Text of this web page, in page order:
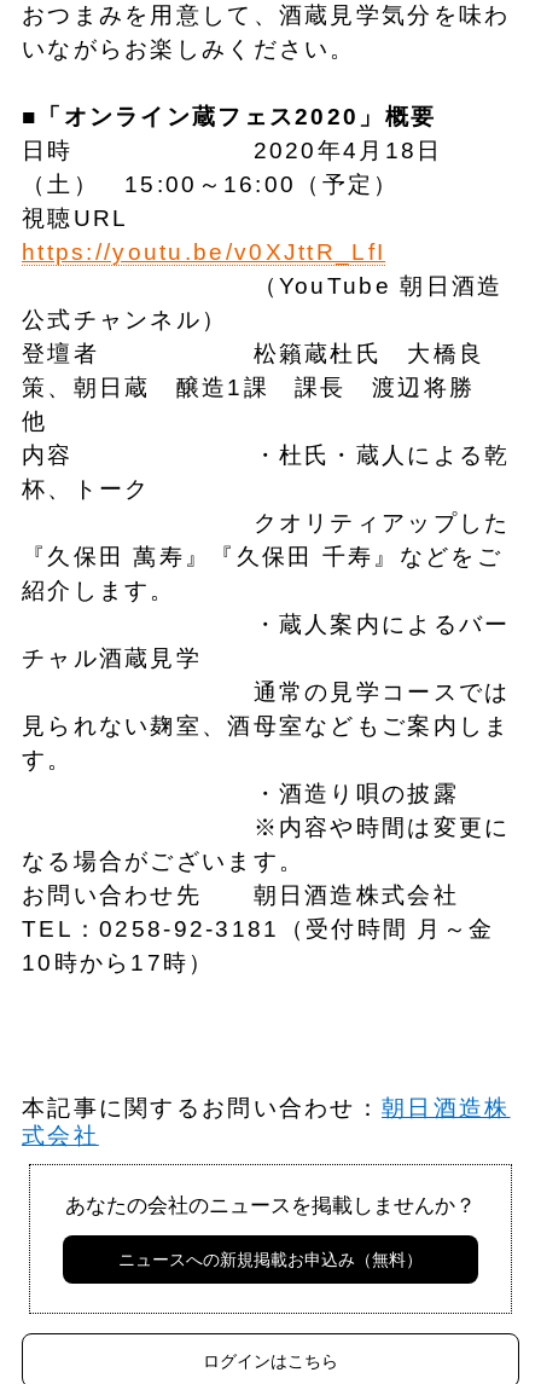
おつまみを用意して、酒蔵見学気分を味わ
いながらお楽しみください。
■「オンライン蔵フェス2020」概要
日時 2020年4月18日
（土） 15:00～16:00（予定）
視聴URL
https://youtu.be/v0XJttR_LfI
（YouTube 朝日酒造
公式チャンネル）
登壇者 松籟蔵杜氏 大橋良
策、朝日蔵 醸造1課 課長 渡辺将勝
他
内容 ・杜氏・蔵人による乾
杯、トーク
クオリティアップした
『久保田 萬寿』『久保田 千寿』などをご
紹介します。
・蔵人案内によるバー
チャル酒蔵見学
通常の見学コースでは
見られない麹室、酒母室などもご案内しま
す。
・酒造り唄の披露
※内容や時間は変更に
なる場合がございます。
お問い合わせ先 朝日酒造株式会社
TEL：0258-92-3181（受付時間 月～金
10時から17時）
本記事に関するお問い合わせ：朝日酒造株
式会社
あなたの会社のニュースを掲載しませんか？
ニュースへの新規掲載お申込み（無料）
ログインはこちら